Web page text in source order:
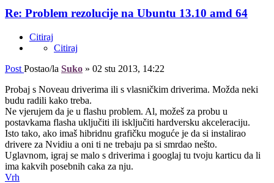
Re: Problem rezolucije na Ubuntu 13.10 amd 64
Citiraj
Citiraj
Post Postao/la Suko » 02 stu 2013, 14:22
Probaj s Noveau driverima ili s vlasničkim driverima. Možda neki
budu radili kako treba.
Ne vjerujem da je u flashu problem. Al, možeš za probu u
postavkama flasha uključiti ili isključiti hardversku akceleraciju.
Isto tako, ako imaš hibridnu grafičku moguće je da si instalirao
drivere za Nvidiu a oni ti ne trebaju pa si smrdao nešto.
Uglavnom, igraj se malo s driverima i googlaj tu tvoju karticu da li
ima kakvih posebnih caka za nju.
Vrh